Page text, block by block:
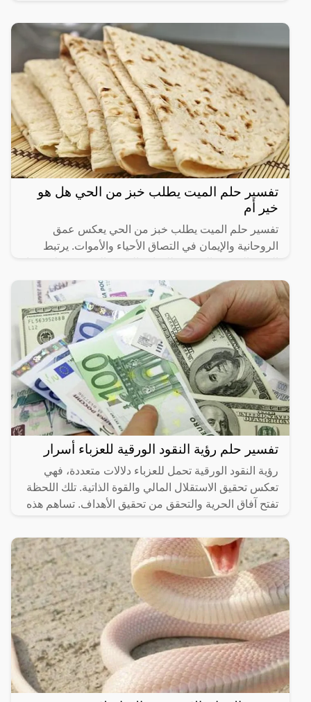
تفسير حلم الميت يطلب خبز من الحي هل هو
خير أم
تفسير حلم الميت يطلب خبز من الحي يعكس عمق
الروحانية والإيمان في التصاق الأحياء والأموات. يرتبط
الحلم
تفسير حلم رؤية النقود الورقية للعزباء أسرار
رؤية النقود الورقية تحمل للعزباء دلالات متعددة، فهي
تعكس تحقيق الاستقلال المالي والقوة الذاتية. تلك اللحظة
تفتح آفاق الحرية والتحقق من تحقيق الأهداف. تساهم هذه